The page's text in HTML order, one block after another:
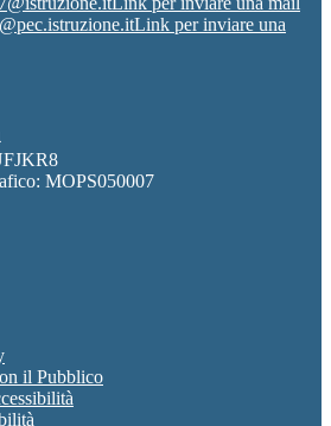
Link per inviare una
MOPS050007
il Pubblico